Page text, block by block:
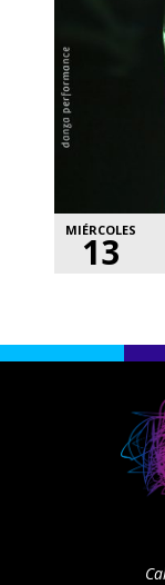
MIÉRCOLES
13